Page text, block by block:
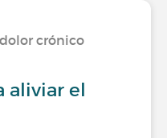
crónico
aliviar el